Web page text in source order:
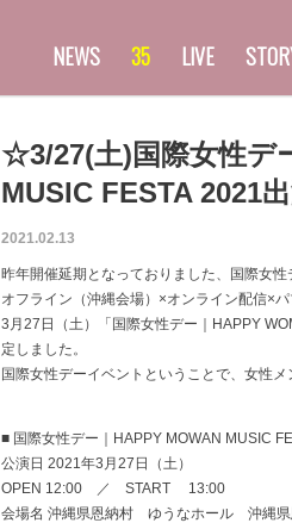
NEWS 35 LIVE
☆3/27(土)国際女性デ
MUSIC FESTA 2021
2021.02.13
昨年開催延期となっておりました、国際女
オフライン（沖縄会場）×オンライン配信×
3月27日（土）「国際女性デー｜HAPPY
定しました。
国際女性デーイベントということで、女性メ
■ 国際女性デー｜HAPPY MOWAN MUSIC
公演日 2021年3月27日（土）
OPEN 12:00 ／ START 13:00
会場名 沖縄県恩納村 ゆうなホール 沖縄県